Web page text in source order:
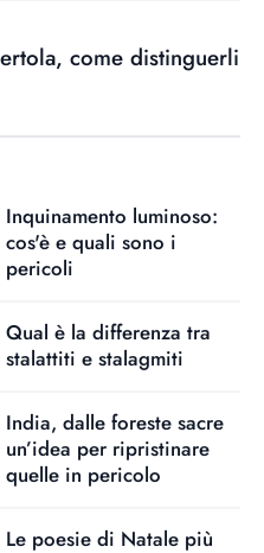
come distinguerli
Inquinamento luminoso:
cos'è e quali sono i
pericoli
Qual è la differenza tra
stalattiti e stalagmiti
India, dalle foreste sacre
un’idea per ripristinare
quelle in pericolo
Le poesie di Natale più